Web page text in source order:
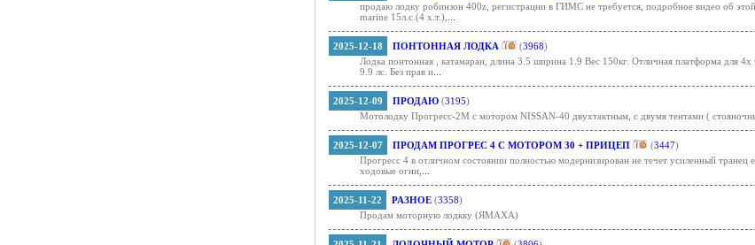
продаю лодку робинзон 400z, регистрации в ГИМС не требуется, подробное видео об
marine 15л.с.(4 х.т.),
2025-12-18 ПОНТОННАЯ ЛОДКА (3968)
Лодка понтонная , катамаран, длина 3.5 ширина 1.9 Вес 150кг. Отличная платформа для
9.9 лс. Без прав и
2025-12-09 ПРОДАЮ (3195)
Мотолодку Прогресс-2М с мотором NISSAN-40 двухтактным, с двумя тентами (
2025-12-07 ПРОДАМ ПРОГРЕС 4 С МОТОРОМ 30 + ПРИЦЕП (3447)
Прогресс 4 в отличном состоянии полностью модернизирован не течет усиленный транец
ходовые огни,
2025-11-22 РАЗНОЕ (3358)
Продам моторную лодкку (ЯМАХА)